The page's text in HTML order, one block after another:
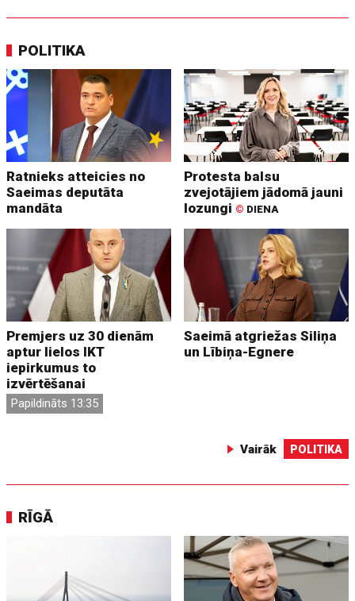
POLITIKA
Ratnieks atteicies no
Saeimas deputāta
mandāta
Protesta balsu
zvejotājiem jādomā jauni
lozungi © DIENA
Premjers uz 30 dienām
aptur lielos IKT
iepirkumus to
izvērtēšanai
Papildināts 13:35
Saeimā atgriežas Siliņa
un Lībiņa-Egnere
Vairāk POLITIKA
RĪGĀ